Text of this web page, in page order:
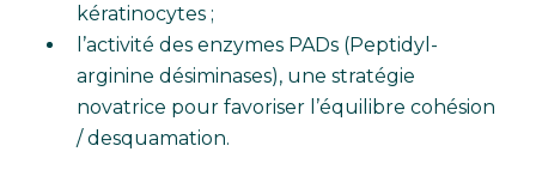
kératinocytes ;
l’activité des enzymes PADs (Peptidyl-
arginine désiminases), une stratégie
novatrice pour favoriser l’équilibre cohésion
/ desquamation.